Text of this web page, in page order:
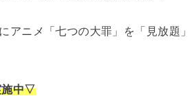
アニメ「七つの大罪」を「見放題」
施中▽